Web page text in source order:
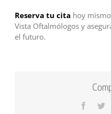
Reserva tu cita hoy
Vista Oftalmólogos y
el futuro.